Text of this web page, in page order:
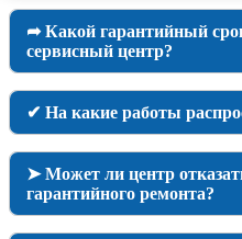
➦ Какой гарантийный
сервисный центр?
✔ На какие работы
➤ Может ли центр
гарантийного ремонта?